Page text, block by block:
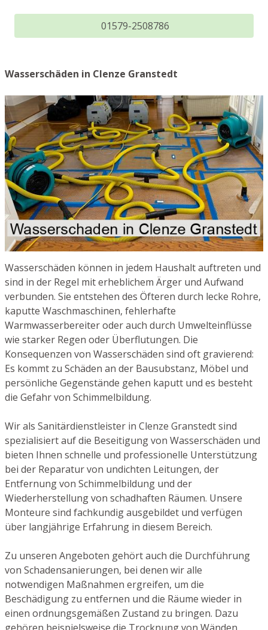
01579-2508786
Wasserschäden in Clenze Granstedt
Wasserschäden können in jedem Haushalt auftreten und
sind in der Regel mit erheblichem Ärger und Aufwand
verbunden. Sie entstehen des Öfteren durch lecke Rohre,
kaputte Waschmaschinen, fehlerhafte
Warmwasserbereiter oder auch durch Umwelteinflüsse
wie starker Regen oder Überflutungen. Die
Konsequenzen von Wasserschäden sind oft gravierend:
Es kommt zu Schäden an der Bausubstanz, Möbel und
persönliche Gegenstände gehen kaputt und es besteht
die Gefahr von Schimmelbildung.
Wir als Sanitärdienstleister in Clenze Granstedt sind
spezialisiert auf die Beseitigung von Wasserschäden und
bieten Ihnen schnelle und professionelle Unterstützung
bei der Reparatur von undichten Leitungen, der
Entfernung von Schimmelbildung und der
Wiederherstellung von schadhaften Räumen. Unsere
Monteure sind fachkundig ausgebildet und verfügen
über langjährige Erfahrung in diesem Bereich.
Zu unseren Angeboten gehört auch die Durchführung
von Schadensanierungen, bei denen wir alle
notwendigen Maßnahmen ergreifen, um die
Beschädigung zu entfernen und die Räume wieder in
einen ordnungsgemäßen Zustand zu bringen. Dazu